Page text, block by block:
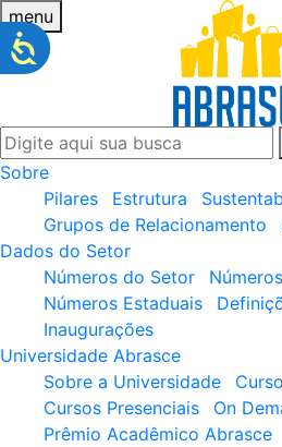
menu
Sobre
Pilares
Estrutura
Grupos de Relacionamento
Dados do Setor
Números do Setor
Números Estaduais
Inaugurações
Universidade Abrasce
Sobre a Universidade
Cursos Presenciais
On
Prêmio Acadêmico Abrasce